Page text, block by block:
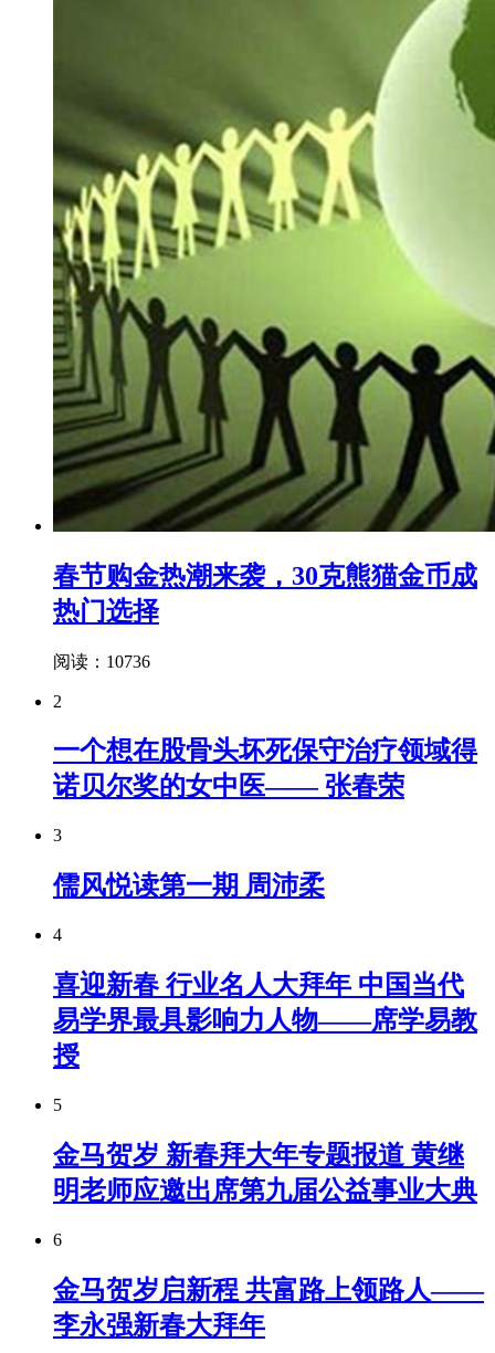
春节购金热潮来袭，30克熊猫金币成
热门选择
阅读：10736
2
一个想在股骨头坏死保守治疗领域得
诺贝尔奖的女中医—— 张春荣
3
儒风悦读第一期 周沛柔
4
喜迎新春 行业名人大拜年 中国当代
易学界最具影响力人物——席学易教
授
5
金马贺岁 新春拜大年专题报道 黄继
明老师应邀出席第九届公益事业大典
6
金马贺岁启新程 共富路上领路人——
李永强新春大拜年